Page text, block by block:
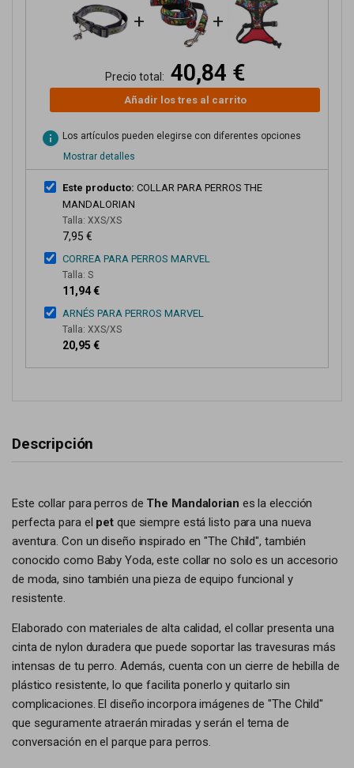
+ +
Precio total: 40,84 €
Añadir los tres al carrito
info Los artículos pueden elegirse con diferentes opciones
Mostrar detalles
Este producto: COLLAR PARA PERROS THE
MANDALORIAN
Talla: XXS/XS
7,95 €
CORREA PARA PERROS MARVEL
Talla: S
11,94 €
ARNÉS PARA PERROS MARVEL
Talla: XXS/XS
20,95 €
Descripción
Este collar para perros de The Mandalorian es la elección
perfecta para el pet que siempre está listo para una nueva
aventura. Con un diseño inspirado en "The Child", también
conocido como Baby Yoda, este collar no solo es un accesorio
de moda, sino también una pieza de equipo funcional y
resistente.
Elaborado con materiales de alta calidad, el collar presenta una
cinta de nylon duradera que puede soportar las travesuras más
intensas de tu perro. Además, cuenta con un cierre de hebilla de
plástico resistente, lo que facilita ponerlo y quitarlo sin
complicaciones. El diseño incorpora imágenes de "The Child"
que seguramente atraerán miradas y serán el tema de
conversación en el parque para perros.